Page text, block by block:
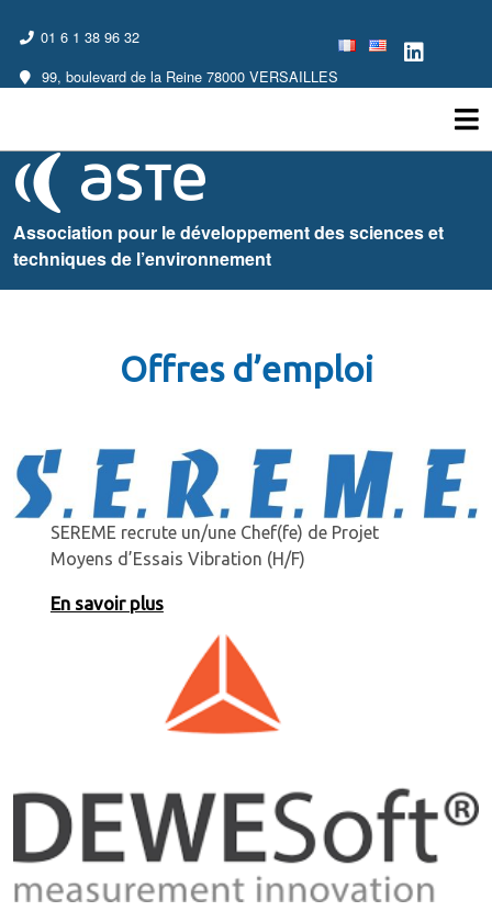
01 6 1 38 96 32
99, boulevard de la Reine 78000 VERSAILLES
Association pour le développement des sciences et
techniques de l’environnement
Offres d’emploi
SEREME recrute un/une Chef(fe) de Projet
Moyens d’Essais Vibration (H/F)
En savoir plus